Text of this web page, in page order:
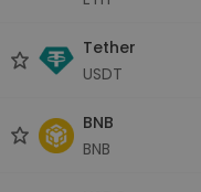
Tether
USDT
BNB
BNB